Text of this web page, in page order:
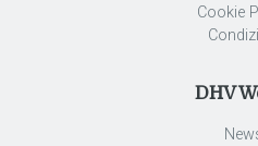
Cookie
DHV